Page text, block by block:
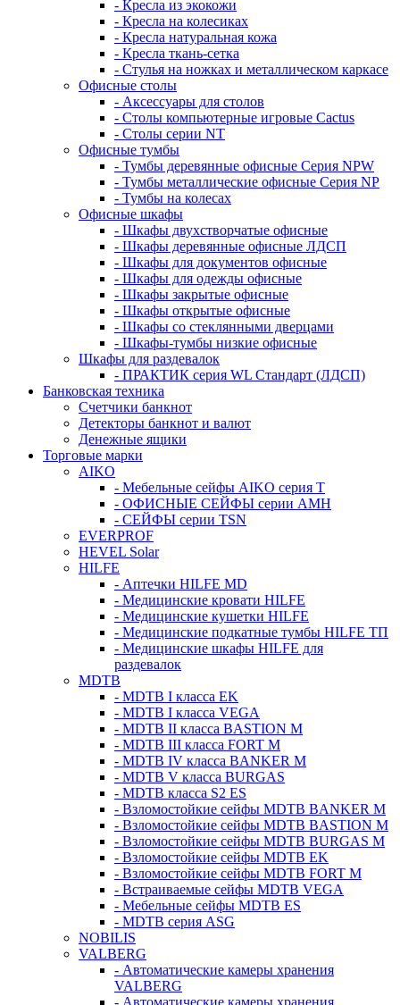
- Кресла из экокожи
- Кресла на колесиках
- Кресла натуральная кожа
- Кресла ткань-сетка
- Стулья на ножках и металлическом каркасе
Офисные столы
- Аксессуары для столов
- Столы компьютерные игровые Cactus
- Столы серии NT
Офисные тумбы
- Тумбы деревянные офисные Серия NPW
- Тумбы металлические офисные Серия NP
- Тумбы на колесах
Офисные шкафы
- Шкафы двухстворчатые офисные
- Шкафы деревянные офисные ЛДСП
- Шкафы для документов офисные
- Шкафы для одежды офисные
- Шкафы закрытые офисные
- Шкафы открытые офисные
- Шкафы со стеклянными дверцами
- Шкафы-тумбы низкие офисные
Шкафы для раздевалок
- ПРАКТИК серия WL Стандарт (ЛДСП)
Банковская техника
Счетчики банкнот
Детекторы банкнот и валют
Денежные ящики
Торговые марки
AIKO
- Мебельные сейфы AIKO серия Т
- ОФИСНЫЕ СЕЙФЫ серии AMH
- СЕЙФЫ серии TSN
EVERPROF
HEVEL Solar
HILFE
- Аптечки HILFE MD
- Медицинские кровати HILFE
- Медицинские кушетки HILFE
- Медицинские подкатные тумбы HILFE ТП
- Медицинские шкафы HILFE для
раздевалок
MDTB
- MDTB I класса EK
- MDTB I класса VEGA
- MDTB II класса BASTION M
- MDTB III класса FORT M
- MDTB IV класса BANKER M
- MDTB V класса BURGAS
- MDTB класса S2 ES
- Взломостойкие сейфы MDTB BANKER M
- Взломостойкие сейфы MDTB BASTION M
- Взломостойкие сейфы MDTB BURGAS M
- Взломостойкие сейфы MDTB EK
- Взломостойкие сейфы MDTB FORT M
- Встраиваемые сейфы MDTB VEGA
- Мебельные сейфы MDTB ES
- MDTB серия ASG
NOBILIS
VALBERG
- Автоматические камеры хранения
VALBERG
- Автоматические камеры хранения